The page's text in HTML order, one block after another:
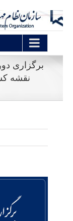
برگزاری
View